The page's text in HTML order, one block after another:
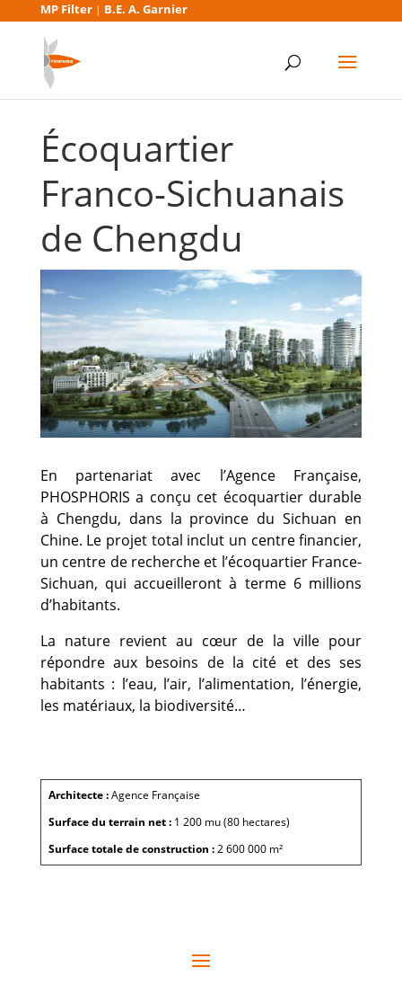
MP Filter| B.E. A. Garnier
Écoquartier
Franco-Sichuanais
de Chengdu
En partenariat avec l’Agence Française,
PHOSPHORIS a conçu cet écoquartier durable
à Chengdu, dans la province du Sichuan en
Chine. Le projet total inclut un centre financier,
un centre de recherche et l’écoquartier France-
Sichuan, qui accueilleront à terme 6 millions
d’habitants.
La nature revient au cœur de la ville pour
répondre aux besoins de la cité et des ses
habitants : l’eau, l’air, l’alimentation, l’énergie,
les matériaux, la biodiversité…
Architecte :Agence Française
Surface du terrain net : 1 200 mu (80 hectares)
Surface totale de construction :2 600 000 m²